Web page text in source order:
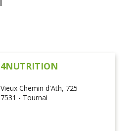
4NUTRITION
Vieux Chemin d'Ath, 725
7531 - Tournai